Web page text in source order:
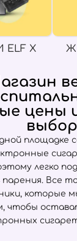
X
цены
выбор
площадке
легко
парения. Все
которые
чтобы